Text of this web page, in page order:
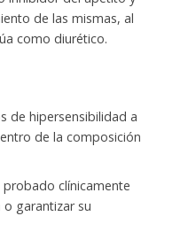
de las mismas, al
como diurético.
de hipersensibilidad a
de la composición
clínicamente
garantizar su